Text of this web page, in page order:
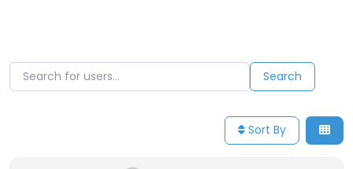
Search for users…
Search for users… Search
Sort By